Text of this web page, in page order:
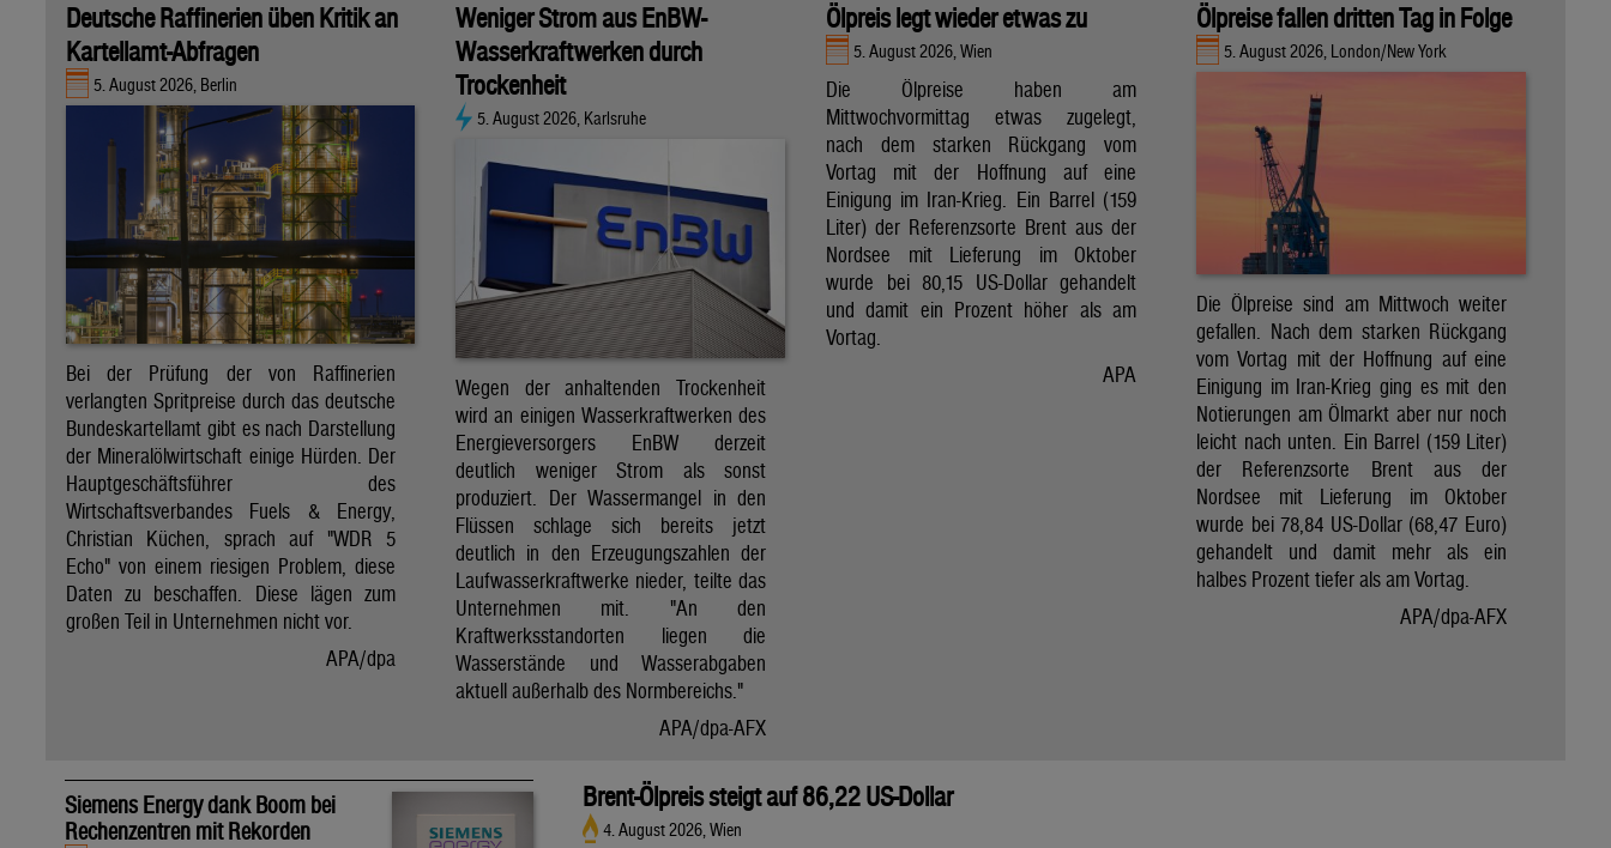
Deutsche Raffinerien üben Kritik an
Kartellamt-Abfragen
5. August 2026, Berlin
Bei der Prüfung der von Raffinerien
verlangten Spritpreise durch das deutsche
Bundeskartellamt gibt es nach Darstellung
der Mineralölwirtschaft einige Hürden. Der
Hauptgeschäftsführer des
Wirtschaftsverbandes Fuels & Energy,
Christian Küchen, sprach auf "WDR 5
Echo" von einem riesigen Problem, diese
Daten zu beschaffen. Diese lägen zum
großen Teil in Unternehmen nicht vor.
APA/dpa
Weniger Strom aus EnBW-
Wasserkraftwerken durch
Trockenheit
5. August 2026, Karlsruhe
Wegen der anhaltenden Trockenheit
wird an einigen Wasserkraftwerken des
Energieversorgers EnBW derzeit
deutlich weniger Strom als sonst
produziert. Der Wassermangel in den
Flüssen schlage sich bereits jetzt
deutlich in den Erzeugungszahlen der
Laufwasserkraftwerke nieder, teilte das
Unternehmen mit. "An den
Kraftwerksstandorten liegen die
Wasserstände und Wasserabgaben
aktuell außerhalb des Normbereichs."
APA/dpa-AFX
Ölpreis legt wieder etwas zu
5. August 2026, Wien
Die Ölpreise haben am
Mittwochvormittag etwas zugelegt,
nach dem starken Rückgang vom
Vortag mit der Hoffnung auf eine
Einigung im Iran-Krieg. Ein Barrel (159
Liter) der Referenzsorte Brent aus der
Nordsee mit Lieferung im Oktober
wurde bei 80,15 US-Dollar gehandelt
und damit ein Prozent höher als am
Vortag.
APA
Ölpreise fallen dritten Tag in Folge
5. August 2026, London/New York
Die Ölpreise sind am Mittwoch weiter
gefallen. Nach dem starken Rückgang
vom Vortag mit der Hoffnung auf eine
Einigung im Iran-Krieg ging es mit den
Notierungen am Ölmarkt aber nur noch
leicht nach unten. Ein Barrel (159 Liter)
der Referenzsorte Brent aus der
Nordsee mit Lieferung im Oktober
wurde bei 78,84 US-Dollar (68,47 Euro)
gehandelt und damit mehr als ein
halbes Prozent tiefer als am Vortag.
APA/dpa-AFX
Siemens Energy dank Boom bei
Rechenzentren mit Rekorden
Brent-Ölpreis steigt auf 86,22 US-Dollar
4. August 2026, Wien